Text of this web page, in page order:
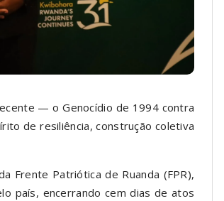
— o Genocídio de 1994 contra
de resiliência, construção coletiva
Frente Patriótica de Ruanda (FPR),
país, encerrando cem dias de atos